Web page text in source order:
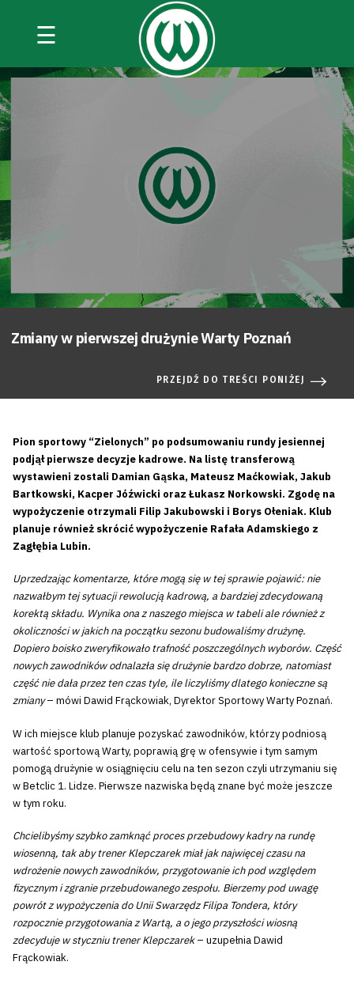
☰
Zmiany w pierwszej drużynie Warty Poznań
PRZEJDŹ DO TREŚCI PONIŻEJ
Pion sportowy “Zielonych” po podsumowaniu rundy jesiennej
podjął pierwsze decyzje kadrowe. Na listę transferową
wystawieni zostali Damian Gąska, Mateusz Maćkowiak, Jakub
Bartkowski, Kacper Jóźwicki oraz Łukasz Norkowski. Zgodę na
wypożyczenie otrzymali Filip Jakubowski i Borys Ołeniak. Klub
planuje również skrócić wypożyczenie Rafała Adamskiego z
Zagłębia Lubin.
Uprzedzając komentarze, które mogą się w tej sprawie pojawić: nie
nazwałbym tej sytuacji rewolucją kadrową, a bardziej zdecydowaną
korektą składu. Wynika ona z naszego miejsca w tabeli ale również z
okoliczności w jakich na początku sezonu budowaliśmy drużynę.
Dopiero boisko zweryfikowało trafność poszczególnych wyborów. Część
nowych zawodników odnalazła się drużynie bardzo dobrze, natomiast
część nie dała przez ten czas tyle, ile liczyliśmy dlatego konieczne są
zmiany– mówi Dawid Frąckowiak, Dyrektor Sportowy Warty Poznań.
W ich miejsce klub planuje pozyskać zawodników, którzy podniosą
wartość sportową Warty, poprawią grę w ofensywie i tym samym
pomogą drużynie w osiągnięciu celu na ten sezon czyli utrzymaniu się
w Betclic 1. Lidze. Pierwsze nazwiska będą znane być może jeszcze
w tym roku.
Chcielibyśmy szybko zamknąć proces przebudowy kadry na rundę
wiosenną, tak aby trener Klepczarek miał jak najwięcej czasu na
wdrożenie nowych zawodników, przygotowanie ich pod względem
fizycznym i zgranie przebudowanego zespołu. Bierzemy pod uwagę
powrót z wypożyczenia do Unii Swarzędz Filipa Tondera, który
rozpocznie przygotowania z Wartą, a o jego przyszłości wiosną
zdecyduje w styczniu trener Klepczarek– uzupełnia Dawid
Frąckowiak.